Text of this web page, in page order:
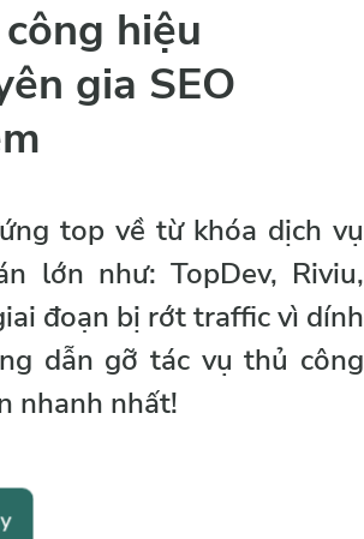
hiệu
gia SEO
top về từ khóa dịch vụ
lớn như: TopDev, Riviu,
đoạn bị rớt traffic vì dính
dẫn gỡ tác vụ thủ công
nhanh nhất!